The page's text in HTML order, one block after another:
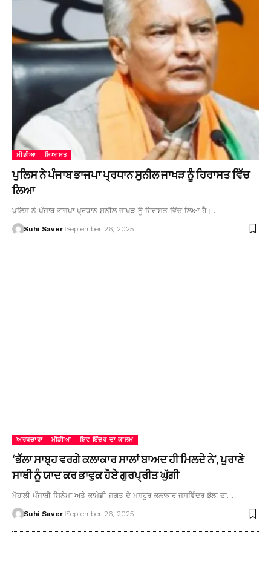
ਮੀਡੀਆ ਸਿਆਸਤ
ਪੁਲਿਸ ਨੇ ਪੰਜਾਬ ਭਾਜਪਾ ਪ੍ਰਧਾਨ ਸੁਨੀਲ ਜਾਖੜ ਨੂੰ ਹਿਰਾਸਤ ਵਿੱਚ
ਲਿਆ
ਪੁਲਿਸ ਨੇ ਪੰਜਾਬ ਭਾਜਪਾ ਪ੍ਰਧਾਨ ਸੁਨੀਲ ਜਾਖੜ ਨੂੰ ਹਿਰਾਸਤ ਵਿੱਚ ਲਿਆ ਹੈ।…
Suhi Saver September 26, 2025
ਅਰਥਚਾਰਾ ਮੀਡੀਆ ਸ਼ਿਵ ਇੰਦਰ ਦਾ ਕਾਲਮ
‘ਭੱਲਾ ਸਾਬ੍ਹ ਵਰਗੇ ਕਲਾਕਾਰ ਸਾਲਾਂ ਬਾਅਦ ਹੀ ਮਿਲਦੇ ਨੇ’, ਪੁਰਾਣੇ
ਸਾਥੀ ਨੂੰ ਯਾਦ ਕਰ ਭਾਵੁਕ ਹੋਏ ਗੁਰਪ੍ਰੀਤ ਘੁੱਗੀ
ਮੋਹਾਲੀ ਪੰਜਾਬੀ ਸਿਨੇਮਾ ਅਤੇ ਕਾਮੇਡੀ ਜਗਤ ਦੇ ਮਸ਼ਹੂਰ ਕਲਾਕਾਰ ਜਸਵਿੰਦਰ ਭੱਲਾ ਦਾ…
Suhi Saver September 26, 2025